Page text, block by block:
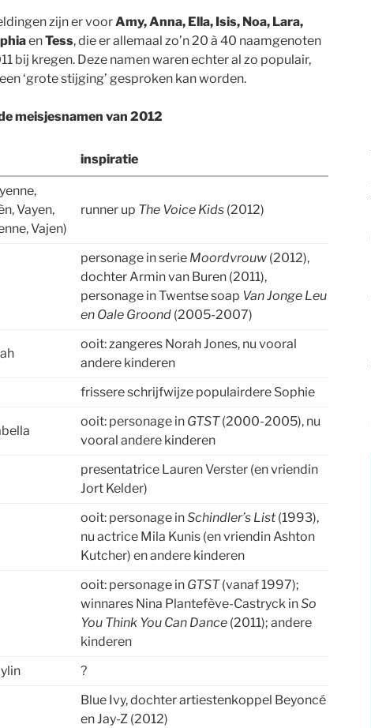
zijn er voorAmy, Anna, Ella, Isis, Noa, Lara,
enTess, die er allemaal zo’n 20 à 40 naamgenoten
bij kregen. Deze namen waren echter al zo populair,
‘grote stijging’ gesproken kan worden.
meisjesnamen van 2012
inspiratie
Vayen,
Vajen)
runner up The Voice Kids (2012)
personage in serie Moordvrouw (2012),
dochter Armin van Buren (2011),
personage in Twentse soap Van Jonge Leu
en Oale Groond (2005-2007)
ooit: zangeres Norah Jones, nu vooral
andere kinderen
frissere schrijfwijze populairdere Sophie
ooit: personage in GTST(2000-2005), nu
vooral andere kinderen
presentatrice Lauren Verster (en vriendin
Jort Kelder)
ooit: personage inSchindler’s List (1993),
nu actrice Mila Kunis (en vriendin Ashton
Kutcher) en andere kinderen
ooit: personage in GTST(vanaf 1997);
winnares Nina Plantefève-Castryck inSo
You Think You Can Dance (2011); andere
kinderen
?
Blue Ivy, dochter artiestenkoppel Beyoncé
en Jay-Z (2012)